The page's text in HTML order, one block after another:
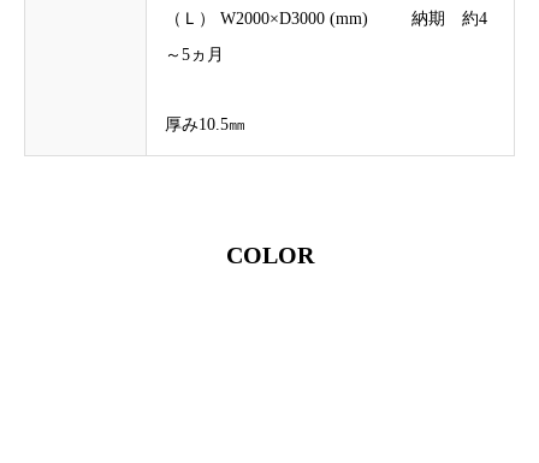
（Ｌ） W2000×D3000 (mm) 納期 約4
～5ヵ月
厚み10.5㎜
COLOR